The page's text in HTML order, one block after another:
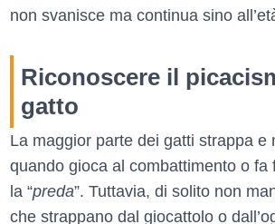
non svanisce ma continua sino
Riconoscere il
gatto
La maggior parte dei gatti strappa e
quando gioca al combattimento o fa
la “preda”. Tuttavia, di solito non
che strappano dal giocattolo o